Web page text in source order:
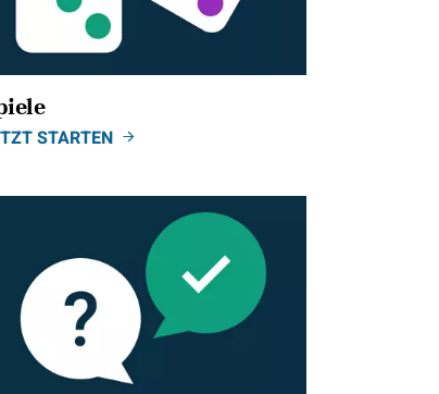
STARTEN